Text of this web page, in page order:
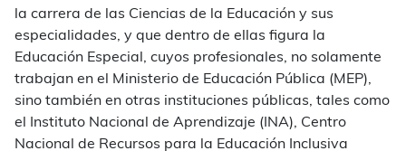
la carrera de las Ciencias de la Educación y sus
especialidades, y que dentro de ellas figura la
Educación Especial, cuyos profesionales, no solamente
trabajan en el Ministerio de Educación Pública (MEP),
sino también en otras instituciones públicas, tales como
el Instituto Nacional de Aprendizaje (INA), Centro
Nacional de Recursos para la Educación Inclusiva